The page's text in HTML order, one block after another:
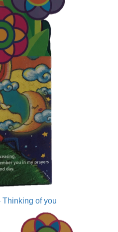
Thinking of you